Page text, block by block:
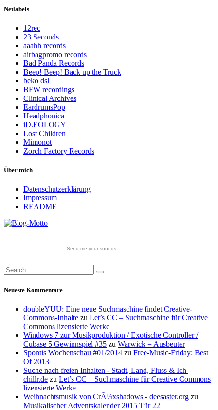
Netlabels
12rec
23 Seconds
aaahh records
airbagpromo records
Bad Panda Records
Beep! Beep! Back up the Truck
beko dsl
BFW recordings
Clinical Archives
EardrumsPop
Headphonica
iD.EOLOGY
Lost Children
Mimonot
Zorch Factory Records
Über mich
Datenschutzerklärung
Impressum
README
Send me your sounds
Neueste Kommentare
doubleYUU: Eine neue Suchmaschine findet Creative-
Commons-Inhalte zu Let’s CC – Suchmaschine für Creative
Commons lizensierte Werke
Windows 7 zur Musikproduktion / Exotische Controller /
Cubase 5 Gewinnspiel #35 zu Warwick = Ausbeuter
Spontis Wochenschau #01/2014 zu Free-Music-Friday: Best
Of 2013
Suche nach freien Inhalten - Stadt, Land, Fluss & Ich |
chillr.de zu Let’s CC – Suchmaschine für Creative Commons
lizensierte Werke
Weihnachtsmusik von CrÃ¼xshadows - deesaster.org zu
Musikalischer Adventskalender 2015 Tür 22